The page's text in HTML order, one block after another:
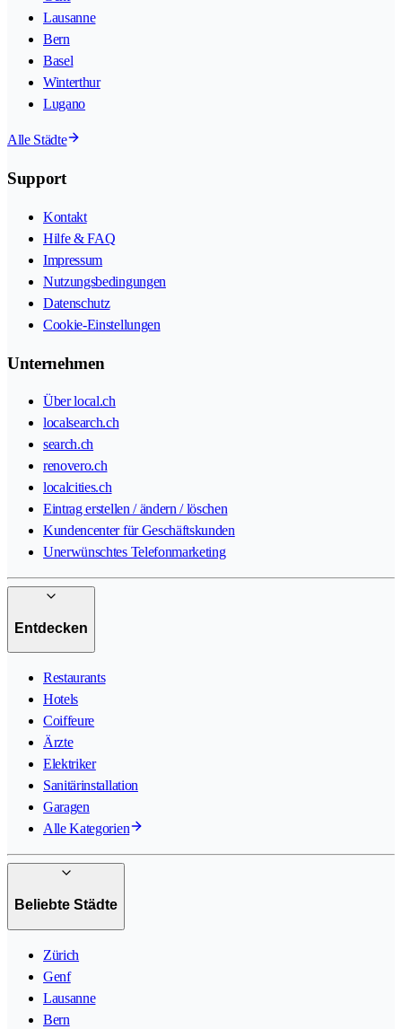
Lausanne
Bern
Basel
Winterthur
Lugano
Alle Städte
Support
Kontakt
Hilfe & FAQ
Impressum
Nutzungsbedingungen
Datenschutz
Cookie-Einstellungen
Unternehmen
Über local.ch
localsearch.ch
search.ch
renovero.ch
localcities.ch
Eintrag erstellen / ändern / löschen
Kundencenter für Geschäftskunden
Unerwünschtes Telefonmarketing
Entdecken
Restaurants
Hotels
Coiffeure
Ärzte
Elektriker
Sanitärinstallation
Garagen
Alle Kategorien
Beliebte Städte
Zürich
Genf
Lausanne
Bern